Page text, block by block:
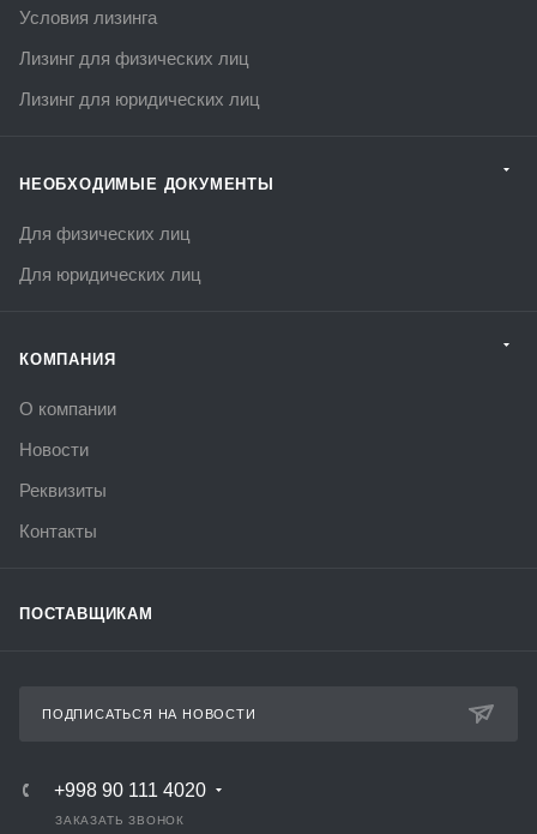
Условия лизинга
Лизинг для физических лиц
Лизинг для юридических лиц
НЕОБХОДИМЫЕ ДОКУМЕНТЫ
Для физических лиц
Для юридических лиц
КОМПАНИЯ
О компании
Новости
Реквизиты
Контакты
ПОСТАВЩИКАМ
ПОДПИСАТЬСЯ НА НОВОСТИ
+998 90 111 4020
ЗАКАЗАТЬ ЗВОНОК